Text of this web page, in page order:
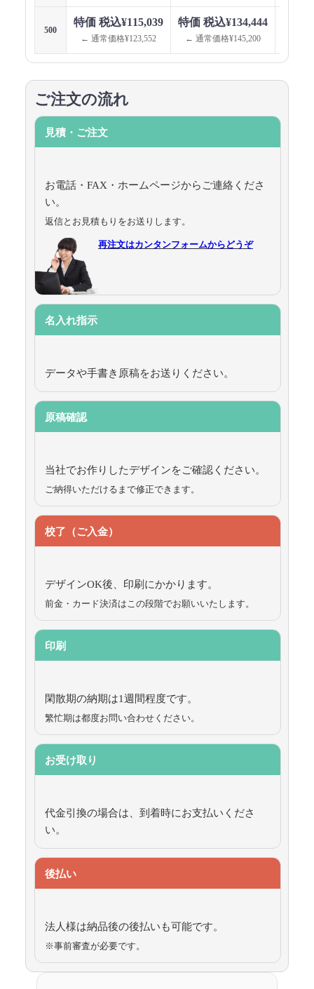
500
特価 税込¥115,039
← 通常価格¥123,552
特価 税込¥134,444
← 通常価格¥145,200
ご注文の流れ
見積・ご注文
お電話・FAX・ホームページからご連絡くださ
い。
返信とお見積もりをお送りします。
再注文はカンタンフォームからどうぞ
名入れ指示
データや手書き原稿をお送りください。
原稿確認
当社でお作りしたデザインをご確認ください。
ご納得いただけるまで修正できます。
校了（ご入金）
デザインOK後、印刷にかかります。
前金・カード決済はこの段階でお願いいたします。
印刷
閑散期の納期は1週間程度です。
繁忙期は都度お問い合わせください。
お受け取り
代金引換の場合は、到着時にお支払いくださ
い。
後払い
法人様は納品後の後払いも可能です。
※事前審査が必要です。